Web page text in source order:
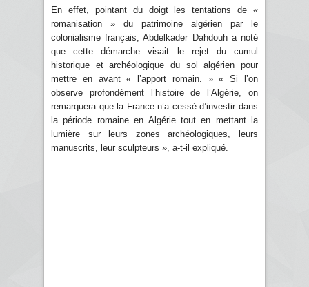
En effet, pointant du doigt les tentations de «
romanisation » du patrimoine algérien par le
colonialisme français, Abdelkader Dahdouh a noté
que cette démarche visait le rejet du cumul
historique et archéologique du sol algérien pour
mettre en avant « l’apport romain. » « Si l’on
observe profondément l’histoire de l’Algérie, on
remarquera que la France n’a cessé d’investir dans
la période romaine en Algérie tout en mettant la
lumière sur leurs zones archéologiques, leurs
manuscrits, leur sculpteurs », a-t-il expliqué.